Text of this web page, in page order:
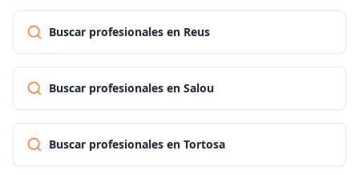
Buscar profesionales en Reus
Buscar profesionales en Salou
Buscar profesionales en Tortosa